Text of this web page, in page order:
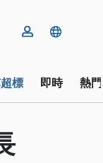
標 即時 熱